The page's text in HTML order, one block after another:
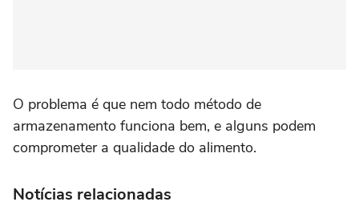
O problema é que nem todo método de
armazenamento funciona bem, e alguns podem
comprometer a qualidade do alimento.
Notícias relacionadas